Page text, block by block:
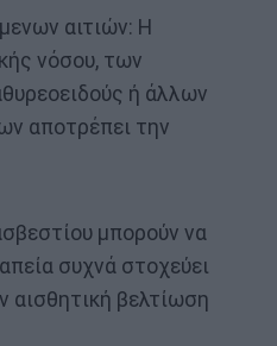
αιτιών: Η
νόσου, των
ή άλλων
αποτρέπει την
μπορούν να
συχνά στοχεύει
αισθητική βελτίωση